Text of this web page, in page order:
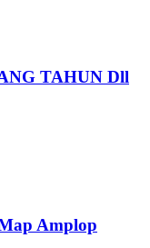
TAHUN Dll
Amplop